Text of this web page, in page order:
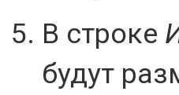
В строке
будут